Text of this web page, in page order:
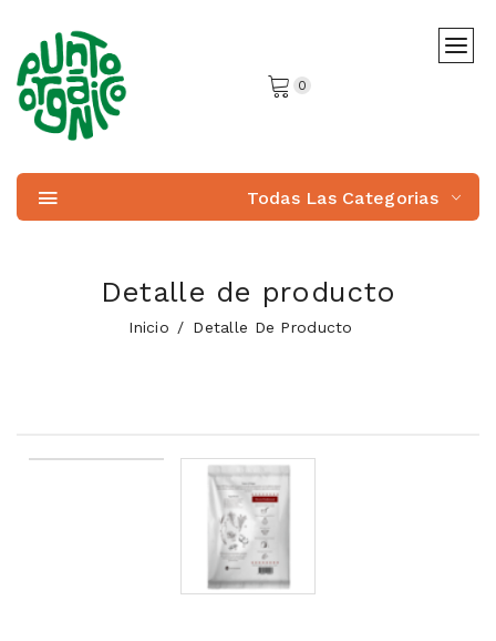
0
Todas Las Categorias
Detalle de producto
Inicio Detalle De Producto